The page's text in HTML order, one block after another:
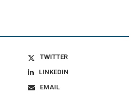
TWITTER
LINKEDIN
EMAIL